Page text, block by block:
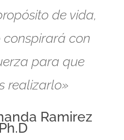
de vida,
conspirará con
para que
realizarlo»
Ramirez
Ph.D